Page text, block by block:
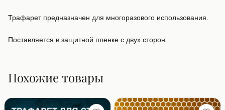
Трафарет предназначен для многоразового использования.
Поставляется в защитной пленке с двух сторон.
Похожие товары